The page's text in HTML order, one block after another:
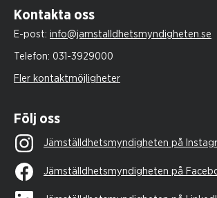
Kontakta oss
E-post: info@jamstalldhetsmyndigheten.se
Telefon: 031-3929000
Fler kontaktmöjligheter
Följ oss
Jämställdhetsmyndigheten på
Jämställdhetsmyndigheten på